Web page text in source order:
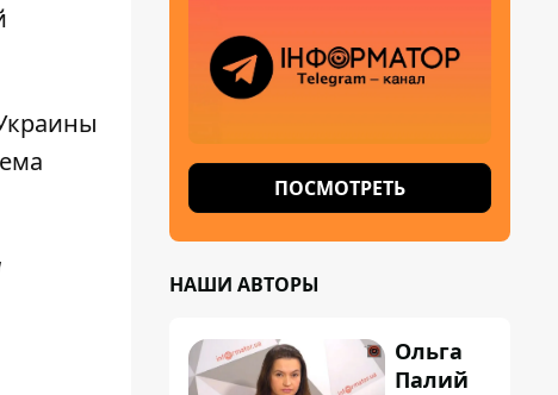
ПОСМОТРЕТЬ
НАШИ АВТОРЫ
Ольга
Палий